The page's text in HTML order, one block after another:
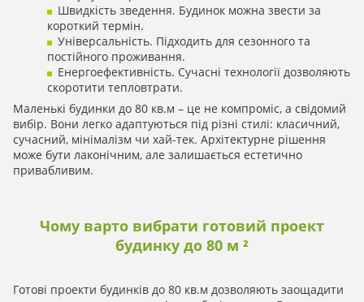
Швидкість зведення. Будинок можна звести за
короткий термін.
Універсальність. Підходить для сезонного та
постійного проживання.
Енергоефективність. Сучасні технології дозволяють
скоротити тепловтрати.
Маленькі будинки до 80 кв.м – це не компроміс, а свідомий
вибір. Вони легко адаптуються під різні стилі: класичний,
сучасний, мінімалізм чи хай-тек. Архітектурне рішення
може бути лаконічним, але залишається естетично
привабливим.
Чому варто вибрати готовий проект
будинку до 80 м ²
Готові проекти будинків до 80 кв.м дозволяють заощадити